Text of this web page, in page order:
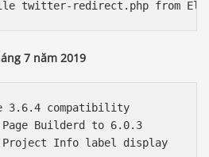
7 năm 2019
3.6.4 compatibility
Page Builderd to 6.0.3